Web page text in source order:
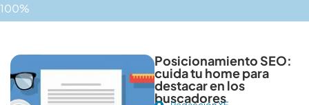
100%
Posicionamiento SEO:
cuida tu home para
destacar en los
buscadores